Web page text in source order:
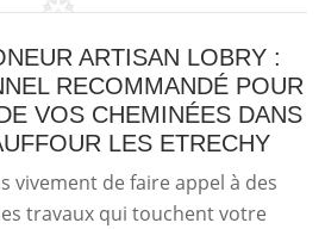
ARTISAN LOBRY :
RECOMMANDÉ POUR
VOS CHEMINÉES DANS
LES ETRECHY
vivement de faire appel à des
travaux qui touchent votre